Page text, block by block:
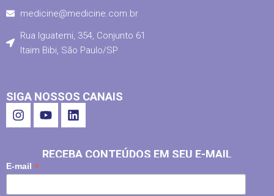
medicine@medicine.com.br
Rua Iguatemi, 354, Conjunto 61
Itaim Bibi, São Paulo/SP
SIGA NOSSOS CANAIS
RECEBA CONTEÚDOS EM SEU E-MAIL
E-mail *